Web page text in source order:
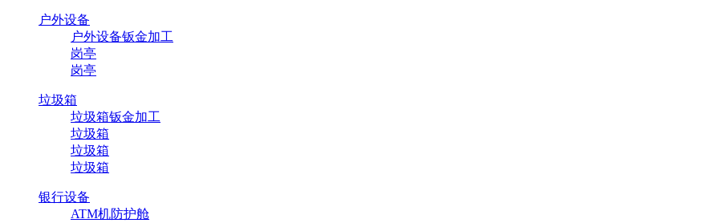
户外设备
户外设备钣金加工
岗亭
岗亭
垃圾箱
垃圾箱钣金加工
垃圾箱
垃圾箱
垃圾箱
银行设备
ATM机防护舱